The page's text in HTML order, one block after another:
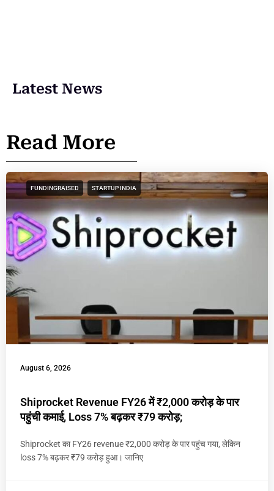
Latest News
Read More
FUNDINGRAISED STARTUP INDIA
August 6, 2026
Shiprocket Revenue FY26 में ₹2,000 करोड़ के पार
पहुंची कमाई, Loss 7% बढ़कर ₹79 करोड़;
Shiprocket का FY26 revenue ₹2,000 करोड़ के पार पहुंच गया, लेकिन
loss 7% बढ़कर ₹79 करोड़ हुआ। जानिए